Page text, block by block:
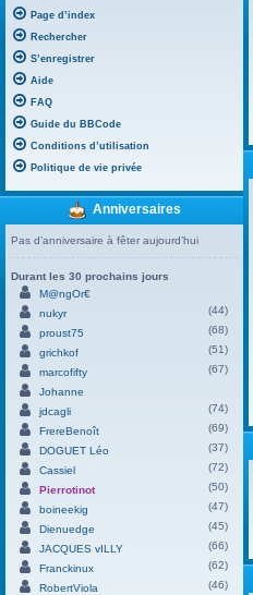
Page d’index
Rechercher
S’enregistrer
Aide
FAQ
Guide du BBCode
Conditions d’utilisation
Politique de vie privée
Anniversaires
Pas d’anniversaire à fêter aujourd’hui
Durant les 30 prochains jours
M@ngOr€
nukyr
(44)
proust75
(68)
grichkof
(51)
marcofifty
(67)
Johanne
jdcagli
(74)
FrereBenoît
(69)
DOGUET Léo
(37)
Cassiel
(72)
Pierrotinot
(50)
boineekig
(47)
Dienuedge
(45)
JACQUES vILLY
(66)
Franckinux
(62)
RobertViola
(46)